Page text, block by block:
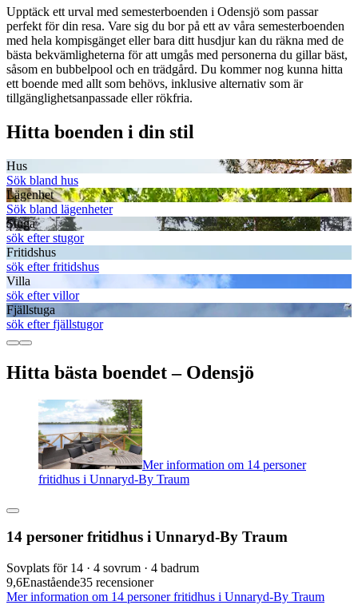
Upptäck ett urval med semesterboenden i Odensjö som passar
perfekt för din resa. Vare sig du bor på ett av våra semesterboenden
med hela kompisgänget eller bara ditt husdjur kan du räkna med de
bästa bekvämligheterna för att umgås med personerna du gillar bäst,
såsom en bubbelpool och en trädgård. Du kommer nog kunna hitta
ett boende med allt som behövs, inklusive alternativ som är
tillgänglighetsanpassade eller rökfria.
Hitta boenden i din stil
Hus
Sök bland hus
Lägenhet
Sök bland lägenheter
Stuga
sök efter stugor
Fritidshus
sök efter fritidshus
Villa
sök efter villor
Fjällstuga
sök efter fjällstugor
Hitta bästa boendet – Odensjö
Mer information om 14 personer
fritidhus i Unnaryd-By Traum
14 personer fritidhus i Unnaryd-By Traum
Sovplats för 14 · 4 sovrum · 4 badrum
9,6Enastående35 recensioner
Mer information om 14 personer fritidhus i Unnaryd-By Traum